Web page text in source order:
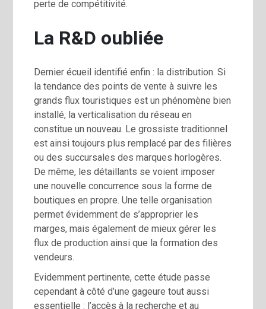
perte de compétitivité.
La R&D oubliée
Dernier écueil identifié enfin : la distribution. Si
la tendance des points de vente à suivre les
grands flux touristiques est un phénomène bien
installé, la verticalisation du réseau en
constitue un nouveau. Le grossiste traditionnel
est ainsi toujours plus remplacé par des filières
ou des succursales des marques horlogères.
De même, les détaillants se voient imposer
une nouvelle concurrence sous la forme de
boutiques en propre. Une telle organisation
permet évidemment de s’approprier les
marges, mais également de mieux gérer les
flux de production ainsi que la formation des
vendeurs.
Evidemment pertinente, cette étude passe
cependant à côté d’une gageure tout aussi
essentielle : l’accès à la recherche et au